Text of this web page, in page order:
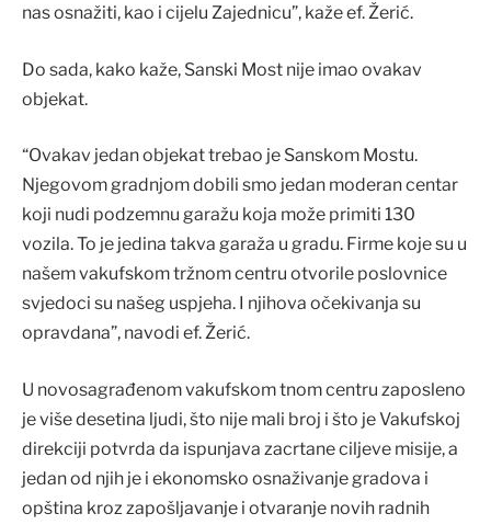
nas osnažiti, kao i cijelu Zajednicu”, kaže ef. Žerić.
Do sada, kako kaže, Sanski Most nije imao ovakav
objekat.
“Ovakav jedan objekat trebao je Sanskom Mostu.
Njegovom gradnjom dobili smo jedan moderan centar
koji nudi podzemnu garažu koja može primiti 130
vozila. To je jedina takva garaža u gradu. Firme koje su u
našem vakufskom tržnom centru otvorile poslovnice
svjedoci su našeg uspjeha. I njihova očekivanja su
opravdana”, navodi ef. Žerić.
U novosagrađenom vakufskom tnom centru zaposleno
je više desetina ljudi, što nije mali broj i što je Vakufskoj
direkciji potvrda da ispunjava zacrtane ciljeve misije, a
jedan od njih je i ekonomsko osnaživanje gradova i
opština kroz zapošljavanje i otvaranje novih radnih